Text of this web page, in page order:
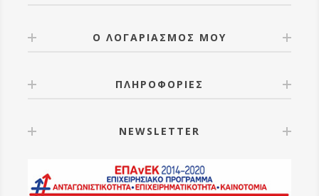
Ο ΛΟΓΑΡΙΑΣΜΟΣ ΜΟΥ
ΠΛΗΡΟΦΟΡΙΕΣ
NEWSLETTER